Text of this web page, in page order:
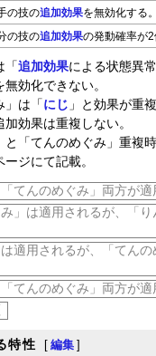
の技の追加効果を無効化する。
の技の追加効果の発動確率が2
「追加効果による状態異
効化できない。
」は「 にじ 」と効果が重
効果は重複しない。
と「てんのめぐみ」重複
ージにて記載。
「てんのめぐみ」両方が
み」は適用されるが、「
は適用されるが、「てん
「てんのめぐみ」両方が
特性 [ 編集 ]